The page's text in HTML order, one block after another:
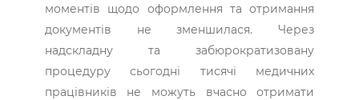
моментів щодо оформлення та отримання
документів не зменшилася. Через
надскладну та забюрократизовану
процедуру сьогодні тисячі медичних
працівників не можуть вчасно отримати